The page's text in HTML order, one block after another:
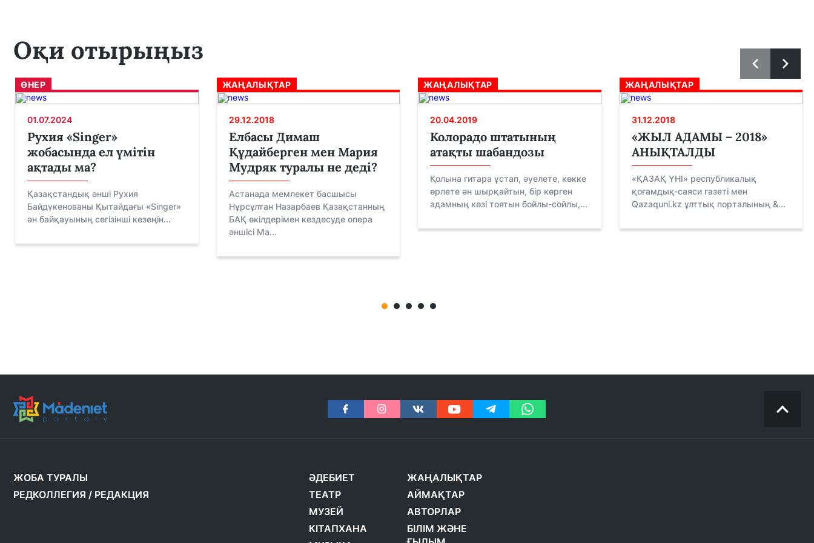
Оқи отырыңыз
ӨНЕР
01.07.2024
Рухия «Singer»
жобасында ел үмітін
ақтады ма?
Қазақстандық әнші Рухия
Байдүкенованы Қытайдағы «Singer»
ән байқауының сегізінші кезеңін...
ЖАҢАЛЫҚТАР
29.12.2018
Елбасы Димаш
Құдайберген мен Мария
Мудряк туралы не деді?
Астанада мемлекет басшысы
Нұрсұлтан Назарбаев Қазақстанның
БАҚ өкілдерімен кездесуде опера
әншісі Ма...
ЖАҢАЛЫҚТАР
20.04.2019
Колорадо штатының
атақты шабандозы
Қолына гитара ұстап, әуелете, көкке
өрлете ән шырқайтын, бір көрген
адамның көзі тоятын бойлы-сойлы,...
ЖАҢАЛЫҚТАР
31.12.2018
«ЖЫЛ АДАМЫ – 2018»
АНЫҚТАЛДЫ
«ҚАЗАҚ ҮНІ» республикалық
қоғамдық-саяси газеті мен
Qazaquni.kz ұлттық порталының &...
ЖОБА ТУРАЛЫ
РЕДКОЛЛЕГИЯ / РЕДАКЦИЯ
ӘДЕБИЕТ
ТЕАТР
МУЗЕЙ
КІТАПХАНА
ЖАҢАЛЫҚТАР
АЙМАҚТАР
АВТОРЛАР
БІЛІМ ЖӘНЕ
ҒЫЛЫМ